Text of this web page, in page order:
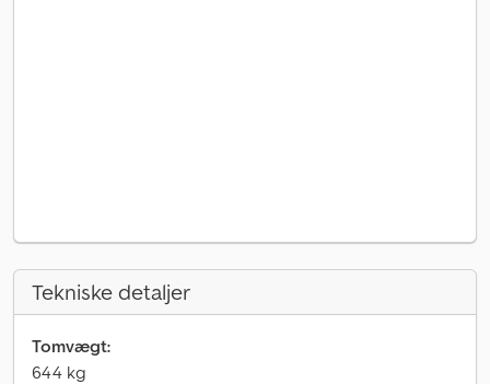
Tekniske detaljer
Tomvægt:
644 kg